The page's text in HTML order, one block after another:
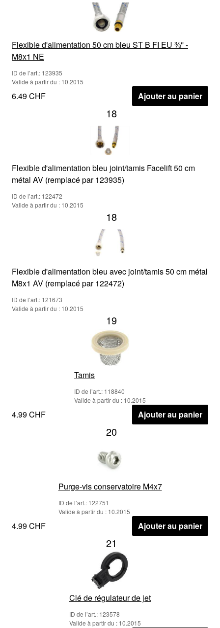
Flexible d'alimentation 50 cm bleu ST B FI EU ⅜'' -
M8x1 NE
ID de l’art.: 123935
Valide à partir du : 10.2015
6.49 CHF Ajouter au panier
18
Flexible d'alimentation bleu joint/tamis Facelift 50 cm
métal AV (remplacé par 123935)
ID de l’art.: 122472
Valide à partir du : 10.2015
18
Flexible d'alimentation bleu avec joint/tamis 50 cm métal
M8x1 AV (remplacé par 122472)
ID de l’art.: 121673
Valide à partir du : 10.2015
19
Tamis
ID de l’art.: 118840
Valide à partir du : 10.2015
4.99 CHF Ajouter au panier
20
Purge-vis conservatoire M4x7
ID de l’art.: 122751
Valide à partir du : 10.2015
4.99 CHF Ajouter au panier
21
Clé de régulateur de jet
ID de l’art.: 123578
Valide à partir du : 10.2015